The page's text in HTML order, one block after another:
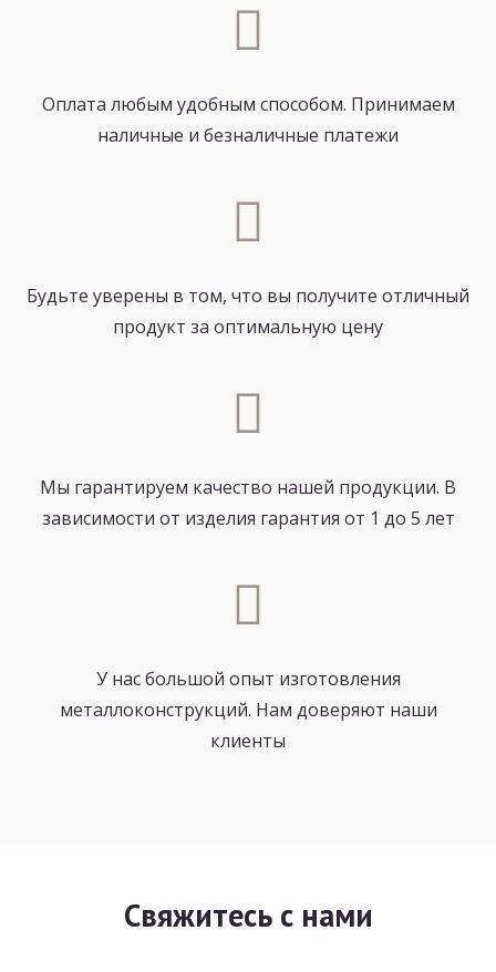
Оплата любым удобным способом. Принимаем
наличные и безналичные платежи
Будьте уверены в том, что вы получите отличный
продукт за оптимальную цену
Мы гарантируем качество нашей продукции. В
зависимости от изделия гарантия от 1 до 5 лет
У нас большой опыт изготовления
металлоконструкций. Нам доверяют наши
клиенты
Свяжитесь с нами